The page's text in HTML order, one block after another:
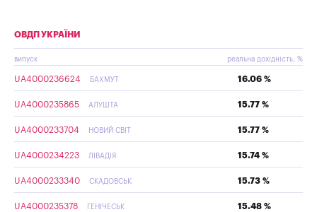
ОВДП УКРАЇНИ
випуск реальна дохідність, %
UA4000236624 БАХМУТ 16.06 %
UA4000235865 АЛУШТА 15.77 %
UA4000233704 НОВИЙ СВІТ 15.77 %
UA4000234223 ЛІВАДІЯ 15.74 %
UA4000233340 СКАДОВСЬК 15.73 %
UA4000235378 ГЕНІЧЕСЬК 15.48 %